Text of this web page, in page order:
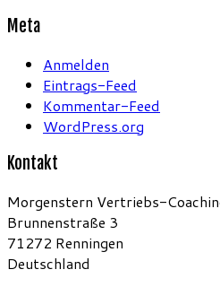
Meta
Anmelden
Eintrags-Feed
Kommentar-Feed
WordPress.org
Kontakt
Morgenstern Vertriebs-
Brunnenstraße 3
71272 Renningen
Deutschland